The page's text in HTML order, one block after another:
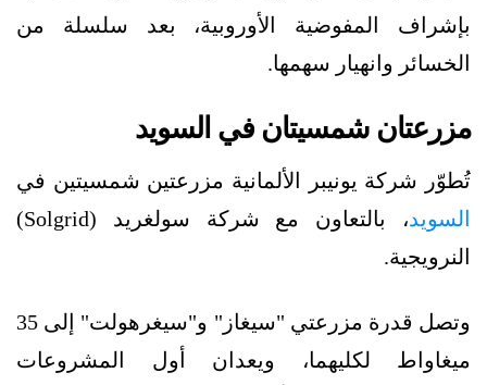
بإشراف المفوضية الأوروبية، بعد سلسلة من
الخسائر وانهيار سهمها.
مزرعتان شمسيتان في السويد
تُطوّر شركة يونيبر الألمانية مزرعتين شمسيتين في
السويد
، بالتعاون مع شركة سولغريد (Solgrid)
النرويجية.
وتصل قدرة مزرعتي "سيغاز" و"سيغرهولت" إلى 35
ميغاواط لكليهما، ويعدان أول المشروعات